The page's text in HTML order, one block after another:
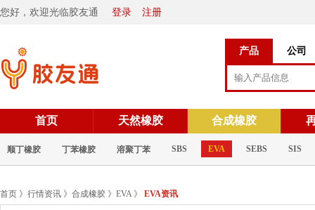
您好，欢迎光临胶友通 登录 注册
产品 公司
首页 天然橡胶 合成橡胶
顺丁橡胶 丁苯橡胶 溶聚丁苯 SBS EVA SEBS SIS
首页 》 行情资讯 》 合成橡胶 》 EVA》 EVA资讯